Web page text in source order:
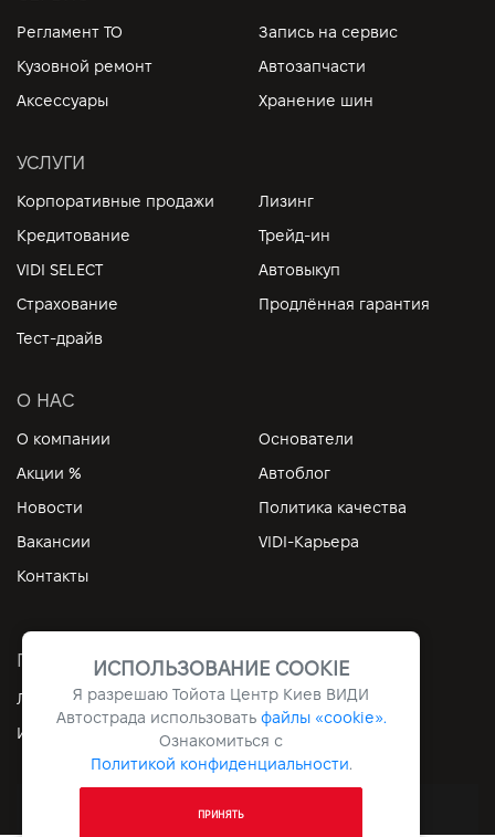
Регламент ТО
Запись на сервис
Кузовной ремонт
Автозапчасти
Аксессуары
Хранение шин
УСЛУГИ
Корпоративные продажи
Лизинг
Кредитование
Трейд-ин
VIDI SELECT
Автовыкуп
Страхование
Продлённая гарантия
Тест-драйв
О НАС
О компании
Основатели
Акции %
Автоблог
Новости
Политика качества
Вакансии
VIDI-Карьера
Контакты
ПОЛЕЗНЫЕ ССЫЛКИ
Личный кабинет
Контакты
Информация
Все права защищены © 2026. VIDI
ИСПОЛЬЗОВАНИЕ COOKIE
Я разрешаю Тойота Центр Киев ВИДИ
Автострада использовать файлы «cookie».
Ознакомиться с
Политикой конфиденциальности.
ПРИНЯТЬ